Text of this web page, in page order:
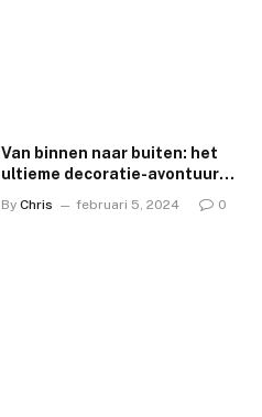
Van binnen naar buiten: het
ultieme decoratie-avontuur
en ruimtes
By Chris februari 5, 2024 0